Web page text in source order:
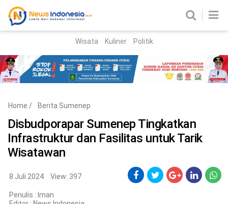
Parlemen
Nasional
Wisata Kuliner Politik
Home / Berita Sumenep
Disbudporapar Sumenep Tingkatkan
Infrastruktur dan Fasilitas untuk Tarik
Wisatawan
8 Juli 2024 View: 397
Penulis : Iman